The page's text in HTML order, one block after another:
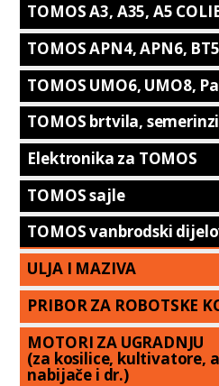
TOMOS A3, A35, A5
TOMOS APN4, APN6,
TOMOS UMO6, UMO8,
TOMOS brtvila, semerinzi
Elektronika za TOMOS
TOMOS sajle
TOMOS vanbrodski
ULJA I MAZIVA
PRIBOR ZA ROBOTSKE
MOTORI ZA UGRADNJU
(za kosilice, kultivatore,
nabijače i dr.)